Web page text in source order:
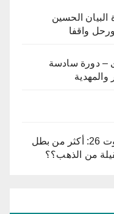
البيان الحسين
واقفا
– دورة سادسة
الألعاب المتوسطية تارنتو إيطاليا أوت 26: أكثر من بطل
من الذهب؟؟